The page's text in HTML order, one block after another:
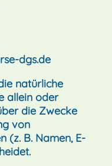
dgs.de
natürliche
allein oder
die Zwecke
von
(z. B. Namen, E-